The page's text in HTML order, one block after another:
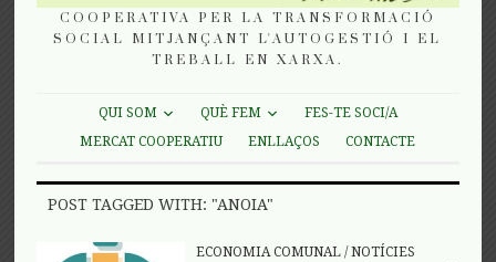
COOPERATIVA PER LA TRANSFORMACIÓ
SOCIAL MITJANÇANT L'AUTOGESTIÓ I EL
TREBALL EN XARXA.
QUI SOM QUÈ FEM
FES-TE SOCI/A
MERCAT COOPERATIU
ENLLAÇOS CONTACTE
POST TAGGED WITH: "ANOIA"
ECONOMIA COMUNAL/NOTÍCIES